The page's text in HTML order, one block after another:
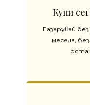
Купи
Пазарувай
месеца,